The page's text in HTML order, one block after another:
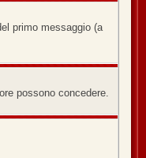
primo messaggio (a
possono concedere.